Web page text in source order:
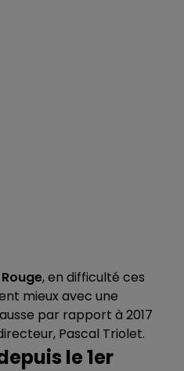
, en difficulté ces
mieux avec une
par rapport à 2017
Pascal Triolet.
le 1er